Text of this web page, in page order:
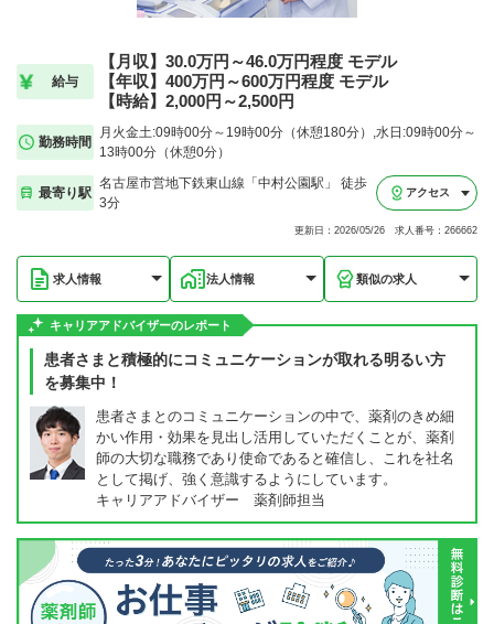
給与
【月収】30.0万円～46.0万円程度 モデル
【年収】400万円～600万円程度 モデル
【時給】2,000円～2,500円
勤務時間
月火金土:09時00分～19時00分（休憩180分）,水日:09時00分～
13時00分（休憩0分）
最寄り駅
名古屋市営地下鉄東山線「中村公園駅」 徒歩
3分
アクセス
更新日：2026/05/26 求人番号：266662
求人情報 法人情報 類似の求人
キャリアアドバイザーのレポート
患者さまと積極的にコミュニケーションが取れる明るい方
を募集中！
患者さまとのコミュニケーションの中で、薬剤のきめ細
かい作用・効果を見出し活用していただくことが、薬剤
師の大切な職務であり使命であると確信し、これを社名
として掲げ、強く意識するようにしています。
キャリアアドバイザー 薬剤師担当